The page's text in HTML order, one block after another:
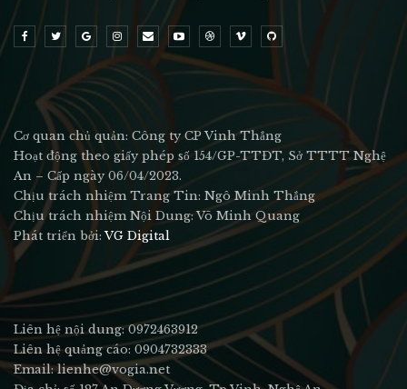
Cơ quan chủ quản: Công ty CP Vinh Thắng
Hoạt động theo giấy phép số 154/GP-TTĐT, Sở TTTT Nghệ
An – Cấp ngày 06/04/2023.
Chịu trách nhiệm Trang Tin: Ngô Minh Thắng
Chịu trách nhiệm Nội Dung: Võ Minh Quang
Phát triển bởi:VG Digital
Liên hệ nội dung: 0972463912
Liên hệ quảng cáo: 0904732333
Email: lienhe@vogia.net